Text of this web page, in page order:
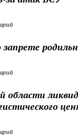
области